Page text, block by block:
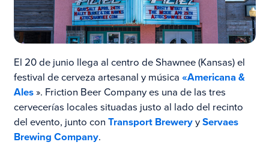
El 20 de junio llega al centro de Shawnee (Kansas) el
festival de cerveza artesanal y música «Americana &
Ales». Friction Beer Company es una de las tres
cervecerías locales situadas justo al lado del recinto
del evento, junto con Transport BreweryyServaes
Brewing Company.